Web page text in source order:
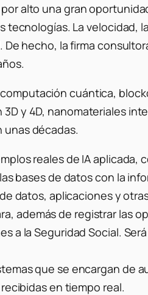
alto una gran
tecnologías. La
hecho, la firma
cuántica,
y 4D, nanomateriales
unas décadas.
reales de IA aplicada,
bases de datos con la
datos, aplicaciones y
además de registrar las
a la Seguridad Social.
que se encargan
en tiempo real.